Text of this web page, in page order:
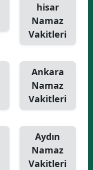
Ardahan
Iğdır
Karabük
Düzce
hisar
Namaz
Vakitleri
Ankara
Namaz
Vakitleri
Aydın
Namaz
Vakitleri